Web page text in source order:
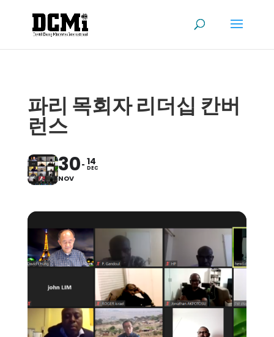
파리 목회자 리더십 칸버
런스
30
NOV
14
DEC